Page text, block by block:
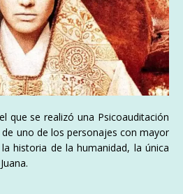
que se realizó una Psicoauditación
uno de los personajes con mayor
historia de la humanidad, la única